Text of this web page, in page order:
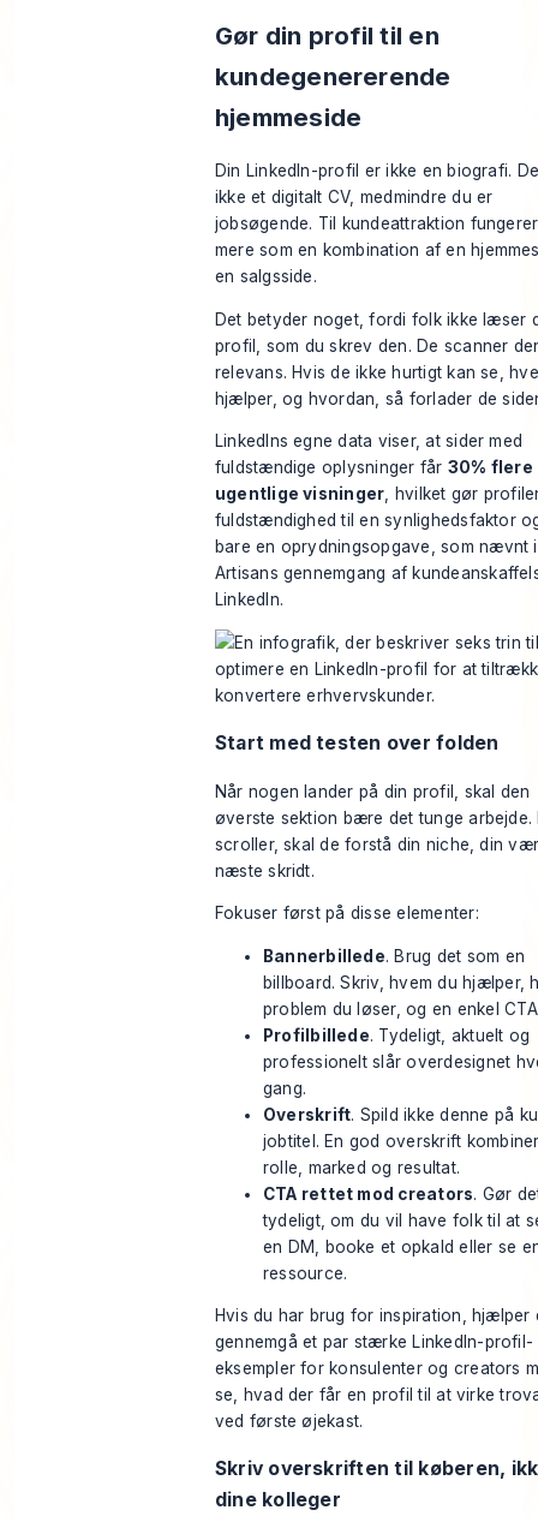
Gør din profil til en
kundegenererende
hjemmeside
Din LinkedIn-profil er ikke en biografi.
ikke et digitalt CV, medmindre du er
jobsøgende. Til kundeattraktion
mere som en kombination af en
en salgsside.
Det betyder noget, fordi folk ikke læser
profil, som du skrev den. De scanner
relevans. Hvis de ikke hurtigt kan se,
hjælper, og hvordan, så forlader de
LinkedIns egne data viser, at sider med
fuldstændige oplysninger får 30% flere
ugentlige visninger, hvilket gør
fuldstændighed til en synlighedsfaktor
bare en oprydningsopgave, som nævnt i
Artisans gennemgang af
LinkedIn.
Start med testen over folden
Når nogen lander på din profil, skal den
øverste sektion bære det tunge arbejde.
scroller, skal de forstå din niche, din
næste skridt.
Fokuser først på disse elementer:
Bannerbillede. Brug det som en
billboard. Skriv, hvem du hjælper,
problem du løser, og en enkel
Profilbillede. Tydeligt, aktuelt og
professionelt slår overdesignet
gang.
Overskrift. Spild ikke denne på
jobtitel. En god overskrift
rolle, marked og resultat.
CTA rettet mod creators. Gør
tydeligt, om du vil have folk til at
en DM, booke et opkald eller se
ressource.
Hvis du har brug for inspiration, hjælper
gennemgå et par stærke LinkedIn-profil-
eksempler for konsulenter og creators
se, hvad der får en profil til at virke
ved første øjekast.
Skriv overskriften til køberen,
dine kolleger